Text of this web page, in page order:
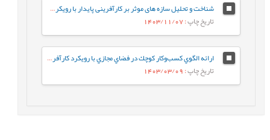
شناخت و تحلیل سازه های موثر بر کارآفرینی پایدار با رویکرد نوآوری مقرون به صرفه در توسعه صنایع تبدیلی و تکمیلی خرما
تاریخ چاپ: 1403/11/07
ارائه الگوي کسب‌وکار كوچك در فضاي مجازي با رويكرد كارآفريني
تاریخ چاپ: 1403/03/09